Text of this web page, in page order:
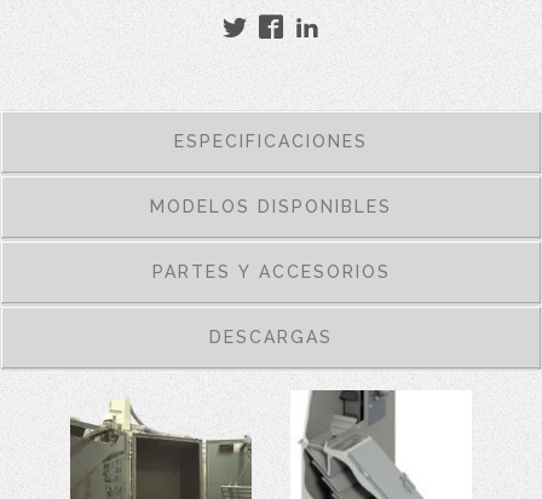
ESPECIFICACIONES
MODELOS DISPONIBLES
PARTES Y ACCESORIOS
DESCARGAS